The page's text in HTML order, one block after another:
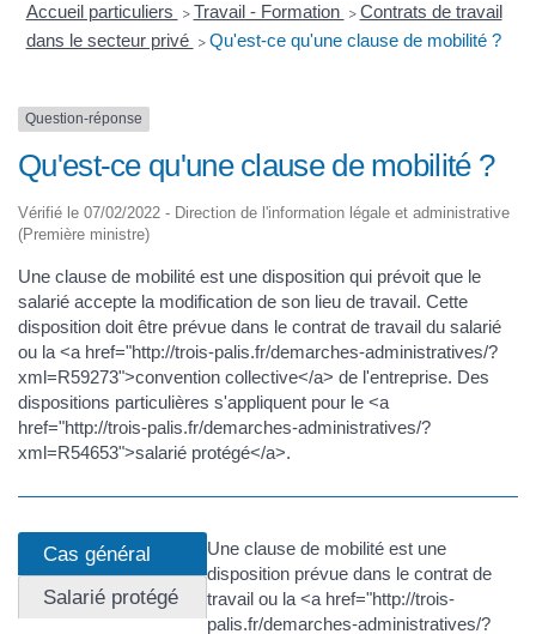
Accueil particuliers > Travail - Formation > Contrats de travail
dans le secteur privé > Qu'est-ce qu'une clause de mobilité ?
Question-réponse
Qu'est-ce qu'une clause de mobilité ?
Vérifié le 07/02/2022 - Direction de l'information légale et administrative
(Première ministre)
Une clause de mobilité est une disposition qui prévoit que le
salarié accepte la modification de son lieu de travail. Cette
disposition doit être prévue dans le contrat de travail du salarié
ou la <a href="http://trois-palis.fr/demarches-administratives/?
xml=R59273">convention collective</a> de l'entreprise. Des
dispositions particulières s'appliquent pour le <a
href="http://trois-palis.fr/demarches-administratives/?
xml=R54653">salarié protégé</a>.
Cas général
Salarié protégé
Une clause de mobilité est une
disposition prévue dans le contrat de
travail ou la <a href="http://trois-
palis.fr/demarches-administratives/?